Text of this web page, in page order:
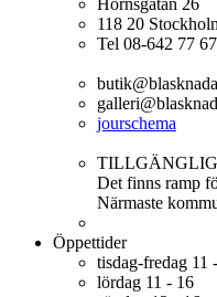
118 20
Tel 08-642 77 67
jourschema
Det finns ramp
Närmaste
Öppettider
tisdag-fredag 11
lördag 11 - 16